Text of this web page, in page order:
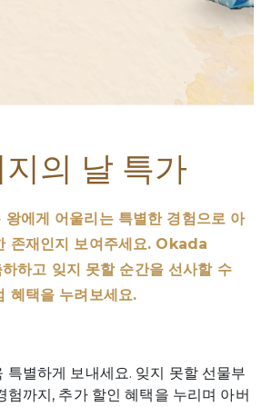
의 날 특가
왕에게 어울리는 특별한 경험으로 아
존재인지 보여주세요. Okada
하고 잊지 못할 순간을 선사할 수
혜택을 누려보세요.
특별하게 보내세요. 잊지 못할 선물부
험까지, 추가 할인 혜택을 누리며 아버